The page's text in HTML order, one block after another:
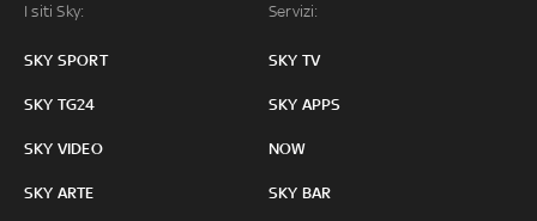
I siti Sky:
SKY SPORT
SKY TG24
SKY VIDEO
SKY ARTE
Servizi:
SKY TV
SKY APPS
NOW
SKY BAR